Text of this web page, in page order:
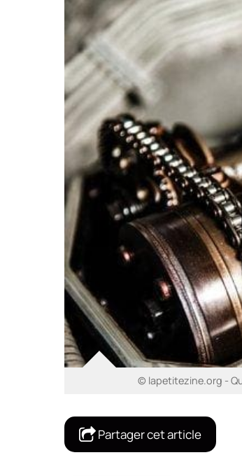
© lapetitezine.org -
Partager cet article